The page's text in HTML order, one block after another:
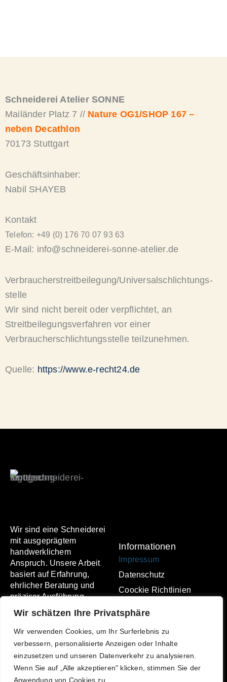
Wir schätzen Ihre Privatsphäre
Wir verwenden Cookies, um Ihr Surferlebnis zu
verbessern, personalisierte Anzeigen oder Inhalte
einzusetzen und unseren Datenverkehr zu analysieren.
Wenn Sie auf „Alle akzeptieren" klicken, stimmen Sie der
Anwendung von Cookies zu.
Schneiderei Atelier SONNE
Mailänder Platz 7 // Nature OG1/SHOP 167 –
neben Decathlon
70173 Stuttgart
Geschäftsinhaber:
Nabil SHAYEB
Kontakt
Telefon: +49 (0) 176 70 07 93 63
E-Mail: info@schneiderei-sonne-atelier.de
Verbraucher­streit­beilegung/Universal­schlichtungs­
stelle
Wir sind nicht bereit oder verpflichtet, an
Streitbeilegungsverfahren vor einer
Verbraucherschlichtungsstelle teilzunehmen.
Quelle: https://www.e-recht24.de
Wir sind eine Schneiderei
mit ausgeprägtem
handwerklichem
Anspruch. Unsere Arbeit
basiert auf Erfahrung,
ehrlicher Beratung und
präziser Ausführung.
atelier.de
———
© Schneiderei Atelier
SONNE
Informationen
Impressum
Datenschutz
Coockie Richtlinien
a
c
e
b
o
n
s
t
a
g